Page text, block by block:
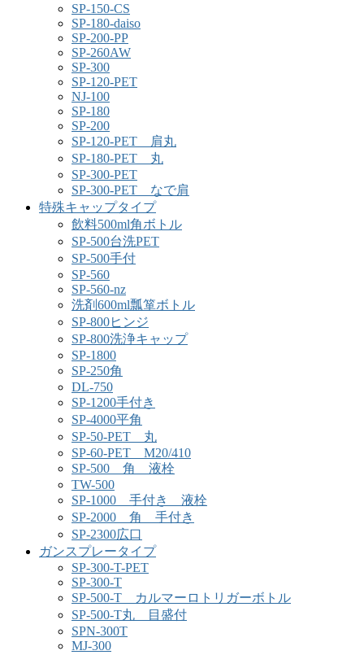
SP-150-CS
SP-180-daiso
SP-200-PP
SP-260AW
SP-300
SP-120-PET
NJ-100
SP-180
SP-200
SP-120-PET 肩丸
SP-180-PET 丸
SP-300-PET
SP-300-PET なで肩
特殊キャップタイプ
飲料500ml角ボトル
SP-500台洗PET
SP-500手付
SP-560
SP-560-nz
洗剤600ml瓢箪ボトル
SP-800ヒンジ
SP-800洗浄キャップ
SP-1800
SP-250角
DL-750
SP-1200手付き
SP-4000平角
SP-50-PET 丸
SP-60-PET M20/410
SP-500 角 液栓
TW-500
SP-1000 手付き 液栓
SP-2000 角 手付き
SP-2300広口
ガンスプレータイプ
SP-300-T-PET
SP-300-T
SP-500-T カルマーロトリガーボトル
SP-500-T丸 目盛付
SPN-300T
MJ-300